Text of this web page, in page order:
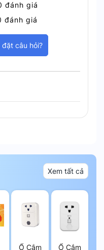
môi trường mở
dây lên tới
đối cho người sử
ngôi nhà.
đánh giá
đánh giá
câu hỏi?
Xem tất cả
Ổ Cắm Ổ Cắm